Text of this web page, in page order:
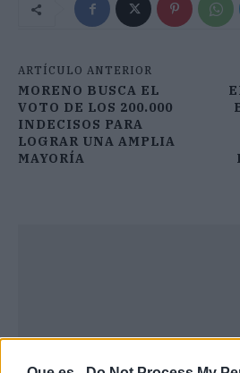
ARTÍCULO ANTERIOR
MORENO BUSCA EL
VOTO DE LOS 200.000
INDECISOS PARA
LOGRAR UNA AMPLIA
MAYORÍA